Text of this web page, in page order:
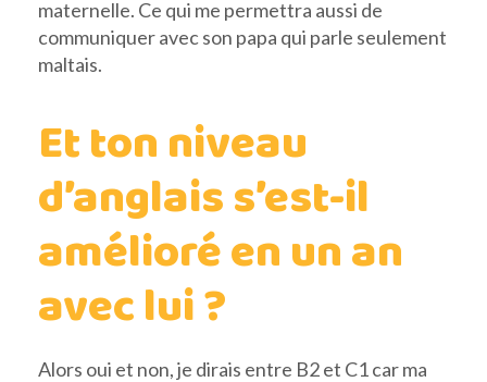
maternelle. Ce qui me permettra aussi de
communiquer avec son papa qui parle seulement
maltais.
Et ton niveau
d’anglais s’est-il
amélioré en un an
avec lui ?
Alors oui et non, je dirais entre B2 et C1 car ma